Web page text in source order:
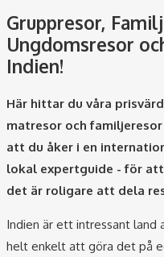
Gruppresor,
Ungdomsresor
Indien!
Här hittar du våra
matresor och
att du åker i en
lokal expertguide - för
det är roligare att dela
Indien är ett intressant land
helt enkelt att göra det på